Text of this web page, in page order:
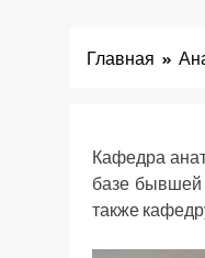
Главная
Кафедра
базе
также